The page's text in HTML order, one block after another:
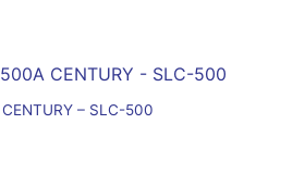
– SLC-500